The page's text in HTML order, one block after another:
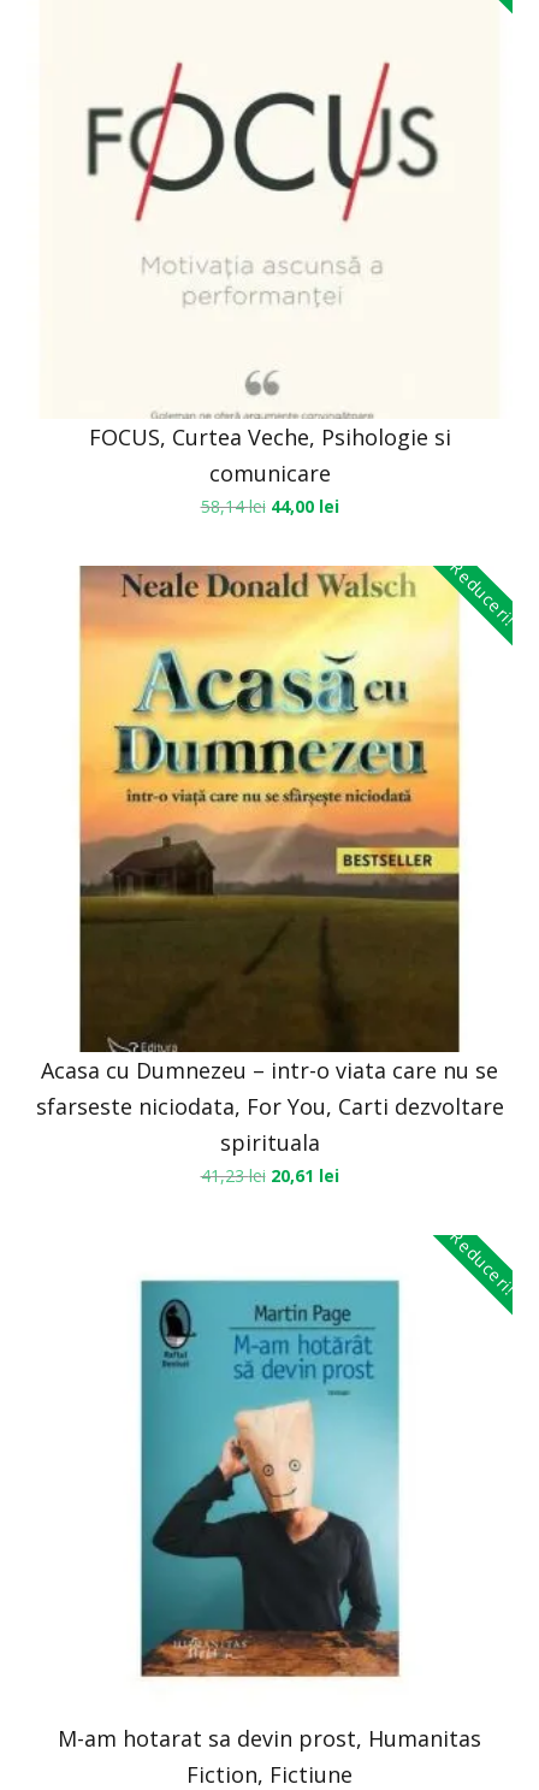
FOCUS, Curtea Veche, Psihologie si
comunicare
58,14lei 44,00 lei
Reduceri!
Acasa cu Dumnezeu – intr-o viata care nu se
sfarseste niciodata, For You, Carti dezvoltare
spirituala
41,23lei 20,61 lei
Reduceri!
M-am hotarat sa devin prost, Humanitas
Fiction, Fictiune